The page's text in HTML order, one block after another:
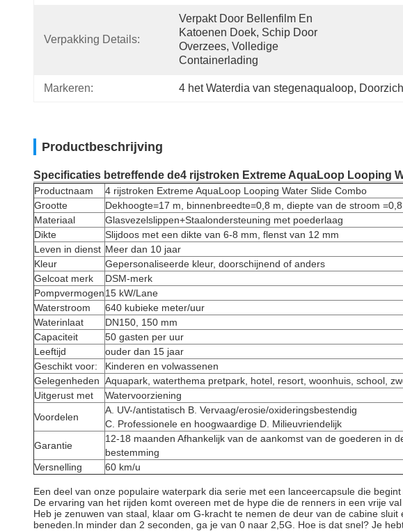
Verpakking Details:
Verpakt Door Bellenfilm En
Katoenen Doek, Schip Door
Overzees, Volledige
Containerlading
Markeren: 4 het Waterdia van stegenaqualoop,
Productbeschrijving
Specificaties betreffende de4 rijstroken Extreme AquaLoop Looping
Productnaam
4 rijstroken Extreme AquaLoop Looping Water Slide Combo
Grootte
Dekhoogte=17 m, binnenbreedte=0,8 m, diepte van de stroom
Materiaal
Glasvezelslippen+Staalondersteuning met poederlaag
Dikte
Slijdoos met een dikte van 6-8 mm, flenst van 12 mm
Leven in dienst Meer dan 10 jaar
Kleur
Gepersonaliseerde kleur, doorschijnend of anders
Gelcoat merk
DSM-merk
Pompvermogen15 kW/Lane
Waterstroom
640 kubieke meter/uur
Waterinlaat
DN150, 150 mm
Capaciteit
50 gasten per uur
Leeftijd
ouder dan 15 jaar
Geschikt voor:
Kinderen en volwassenen
Gelegenheden Aquapark, waterthema pretpark, hotel, resort, woonhuis, school,
Uitgerust met
Watervoorziening
Voordelen
A. UV-/antistatisch B. Vervaag/erosie/oxideringsbestendig
C. Professionele en hoogwaardige D. Milieuvriendelijk
Garantie
12-18 maanden Afhankelijk van de aankomst van de goederen in
bestemming
Versnelling
60 km/u
Een deel van onze populaire waterpark dia serie met een lanceercapsule die
De ervaring van het rijden komt overeen met de hype die de renners in een vrije
Heb je zenuwen van staal, klaar om G-kracht te nemen de deur van de cabine
beneden.In minder dan 2 seconden, ga je van 0 naar 2,5G. Hoe is dat snel? Je